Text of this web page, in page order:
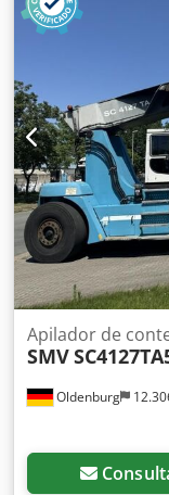
adicionales:
Automatic
Uniktruck Tipo de
de rueda – Rueda
Rueda motriz:
rueda – Rueda
Oldenburg
Apilador de
SMV